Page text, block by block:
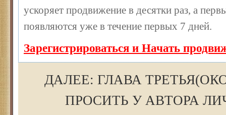
ускоряет продвижение в десятки раз, а
появляются уже в течение первых 7 дней.
Зарегистрироваться и Начать
ДАЛЕЕ: ГЛАВА
ПРОСИТЬ У АВТОРА